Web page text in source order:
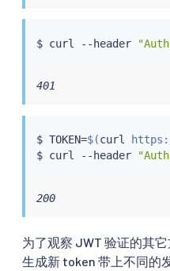
$ curl --header
401
$ TOKEN=$(curl
$ curl --header
200
为了观察 JWT 验证的其
生成新 token 带上不同的